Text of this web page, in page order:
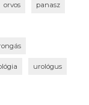
orvos panasz
urológus